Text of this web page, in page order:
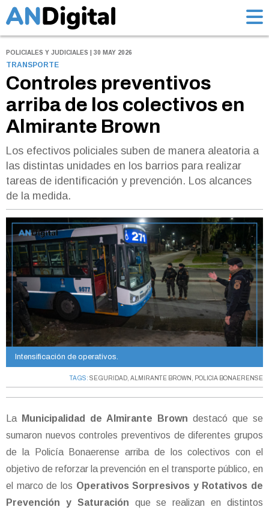
POLICIALES Y JUDICIALES | 30 MAY 2026
TRANSPORTE
Controles preventivos
arriba de los colectivos en
Almirante Brown
Los efectivos policiales suben de manera aleatoria a
las distintas unidades en los barrios para realizar
tareas de identificación y prevención. Los alcances
de la medida.
Intensificación de operativos.
TAGS: SEGURIDAD, ALMIRANTE BROWN , POLICIA BONAERENSE
La Municipalidad de Almirante Brown destacó que se
sumaron nuevos controles preventivos de diferentes grupos
de la Policía Bonaerense arriba de los colectivos con el
objetivo de reforzar la prevención en el transporte público, en
el marco de los Operativos Sorpresivos y Rotativos de
Prevención y Saturación que se realizan en distintos